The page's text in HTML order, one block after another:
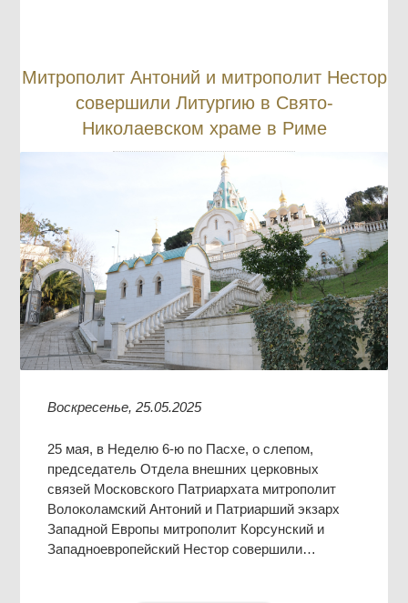
Митрополит Антоний и митрополит Нестор
совершили Литургию в Свято-
Николаевском храме в Риме
Воскресенье, 25.05.2025
25 мая, в Неделю 6-ю по Пасхе, о слепом,
председатель Отдела внешних церковных
связей Московского Патриархата митрополит
Волоколамский Антоний и Патриарший экзарх
Западной Европы митрополит Корсунский и
Западноевропейский Нестор совершили…